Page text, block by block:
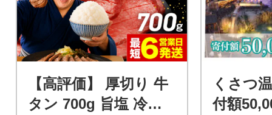
【高評価】 厚切り 牛
タン 700g 旨塩 冷凍
くさつ
付額